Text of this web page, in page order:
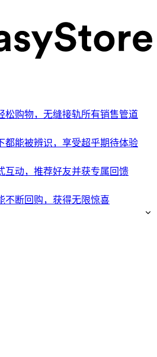
松购物，无缝接轨所有销售管道
都能被辨识，享受超乎期待体验
互动，推荐好友并获专属回馈
不断回购，获得无限惊喜